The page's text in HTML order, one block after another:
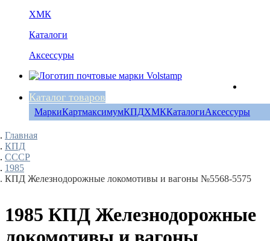
ХМК
Каталоги
Аксессуры
Каталог товаров
МаркиКартмаксимумКПДХМККаталогиАксессуры
Главная
КПД
СССР
1985
КПД Железнодорожные локомотивы и вагоны №5568-5575
1985 КПД Железнодорожные
локомотивы и вагоны